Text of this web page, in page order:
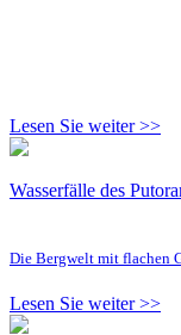
Lesen Sie weiter >>
Wasserfälle des
Die Bergwelt mit flachen
Lesen Sie weiter >>